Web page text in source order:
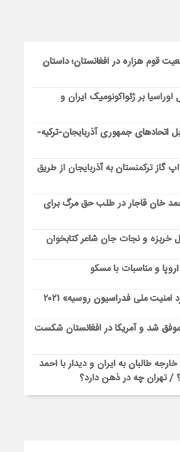
قوم هزاره در افغانستان؛ داستان
بر ژئواکونومیک ایران و
اتحادهای جمهوری آذربایجان-ترکیه-
گاز ترکمنستان به آذربایجان از طریق
خان قاجار در طلب حق مرگ برای
خربزه و نجات جان شاعر کتابخوان
و مناسبات با مسکو
ملی فدراسیون روسیه» ۲۰۲۱
شد و آمریکا در افغانستان شکست
طالبان به ایران و دیدار با احمد
/ تهران چه در ذهن دارد؟